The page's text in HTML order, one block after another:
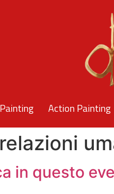
Painting Action Painting
in questo